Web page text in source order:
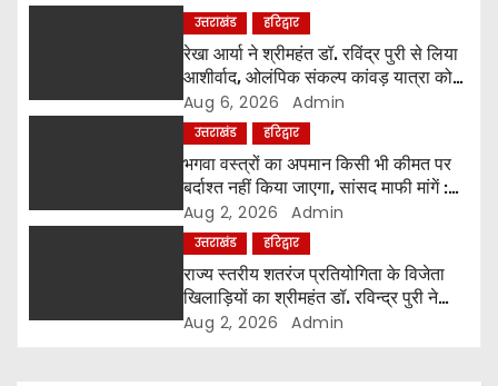
t
o
उत्तराखंड हरिद्वार
रेखा आर्या ने श्रीमहंत डॉ. रविंद्र पुरी से लिया
आशीर्वाद, ओलंपिक संकल्प कांवड़ यात्रा को
मिला संतों का समर्थन
Aug 6, 2026 Admin
उत्तराखंड हरिद्वार
भगवा वस्त्रों का अपमान किसी भी कीमत पर
बर्दाश्त नहीं किया जाएगा, सांसद माफी मांगें :
श्रीमहंत डॉ. रविंद्र पुरी महाराज
Aug 2, 2026 Admin
उत्तराखंड हरिद्वार
राज्य स्तरीय शतरंज प्रतियोगिता के विजेता
खिलाड़ियों का श्रीमहंत डॉ. रविन्द्र पुरी ने
किया सम्मान
Aug 2, 2026 Admin